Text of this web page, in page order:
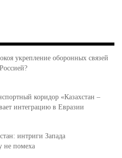
укрепление оборонных связей
коридор «Казахстан –
интеграцию в Евразии
интриги Запада
не помеха